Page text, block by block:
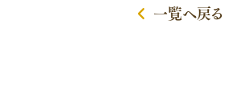
一覧へ戻る